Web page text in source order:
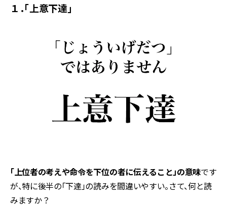
１．「上意下達」
「上位者の考えや命令を下位の者に伝えること」の意味です
が、特に後半の「下達」の読みを間違いやすい。さて、何と読
みますか？